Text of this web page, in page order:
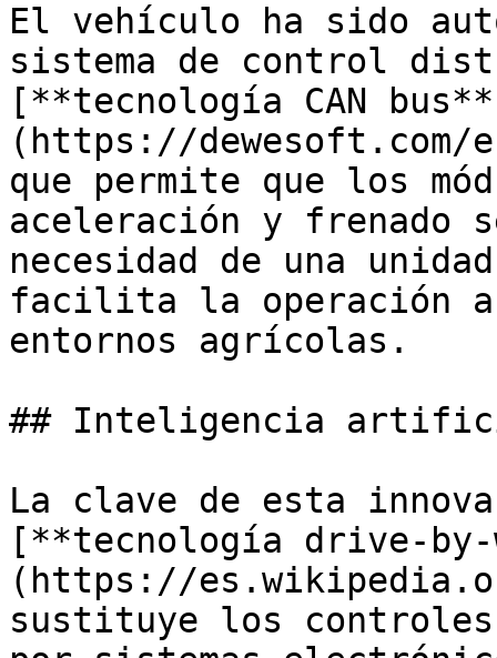
El vehículo ha sido
sistema de control
[**tecnología CAN
(https://dewesoft.com/
que permite que los
aceleración y frenado
necesidad de una
facilita la operación
entornos agrícolas.
## Inteligencia
La clave de esta
[**tecnología drive-
(https://
sustituye los